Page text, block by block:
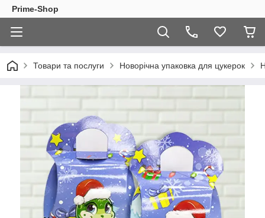
Prime-Shop
Товари та послуги Новорічна упаковка для цукерок